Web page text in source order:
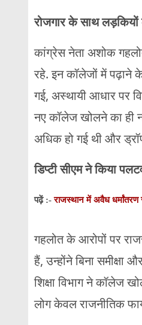
रोजगार के साथ लड़कियों
कांग्रेस नेता अशोक
रहे. इन कॉलेजों में पढ़ाने
गई, अस्थायी आधार पर
नए कॉलेज खोलने का ही
अधिक हो गई थी और
डिप्टी सीएम ने किया
पढ़ें :-राजस्थान में अवैध
गहलोत के आरोपों पर
हैं, उन्होंने बिना समीक्षा
शिक्षा विभाग ने कॉलेज
लोग केवल राजनीतिक